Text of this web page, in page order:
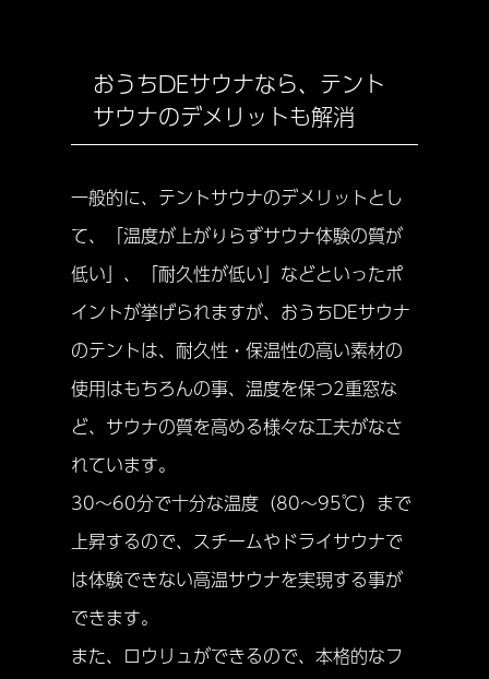
おうちDEサウナなら、テント
サウナのデメリットも解消
一般的に、テントサウナのデメリットとし
て、「温度が上がりらずサウナ体験の質が
低い」、「耐久性が低い」などといったポ
イントが挙げられますが、おうちDEサウナ
のテントは、耐久性・保温性の高い素材の
使用はもちろんの事、温度を保つ2重窓な
ど、サウナの質を高める様々な工夫がなさ
れています。
30〜60分で十分な温度（80〜95℃）まで
上昇するので、スチームやドライサウナで
は体験できない高温サウナを実現する事が
できます。
また、ロウリュができるので、本格的なフ